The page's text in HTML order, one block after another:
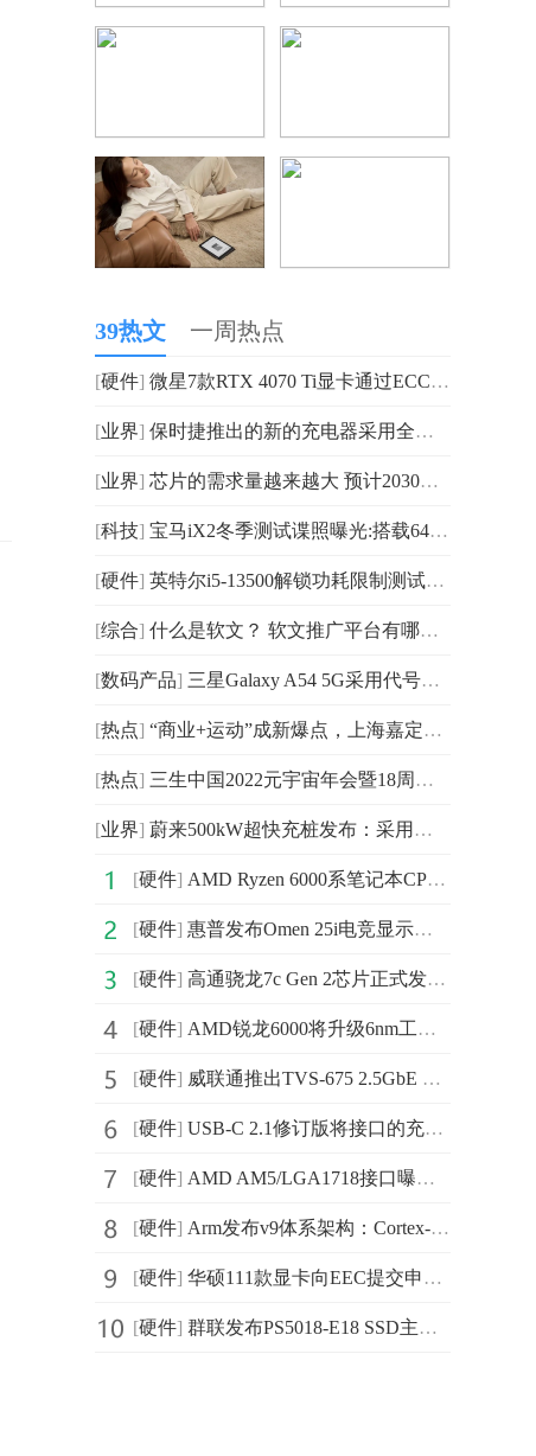
39热文 一周热点
[硬件] 微星7款RTX 4070 Ti显卡通过ECC认证 配备了12GB的GDDR6X显存
[业界] 保时捷推出的新的充电器采用全新充电接口 将提供最大19.
[业界] 芯片的需求量越来越大 预计2030年中国汽车智能化渗透率
[科技] 宝马iX2冬季测试谍照曝光:搭载64.7kWh电池组，续航里程在
[硬件] 英特尔i5-13500解锁功耗限制测试：多核分数十分接近i7-12700K
[综合] 什么是软文？ 软文推广平台有哪些？
[数码产品] 三星Galaxy A54 5G采用代号为s5e8835的三星Exynos处理
[热点] “商业+运动”成新爆点，上海嘉定大融城催生全新赛道
[热点] 三生中国2022元宇宙年会暨18周岁青春礼隆重举行
[业界] 蔚来500kW超快充桩发布：采用与换电站相同的环抱式双C设计
[硬件] AMD Ryzen 6000系笔记本CPU路线图曝光 集成Navi2核显
[硬件] 惠普发布Omen 25i电竞显示器 尺寸为24.5英寸
[硬件] 高通骁龙7c Gen 2芯片正式发布：出色性能和多天续航
[硬件] AMD锐龙6000将升级6nm工艺 继续使用PCIe 4.0及DDR4
[硬件] 威联通推出TVS-675 2.5GbE NAS 配备M.2 SSD双插槽可启用快取加速
[硬件] USB-C 2.1修订版将接口的充电功率将增加一倍以上 从100
[硬件] AMD AM5/LGA1718接口曝光：Zen4处理器将采用
[硬件] Arm发布v9体系架构：Cortex-X2相比X1性能提高16%
[硬件] 华硕111款显卡向EEC提交申请 包含RTX 30系LHR挖款限制版
[硬件] 群联发布PS5018-E18 SSD主控：采用PCIe 4.0×4通道，读